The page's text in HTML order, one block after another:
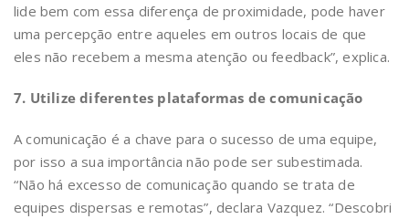
lide bem com essa diferença de proximidade, pode haver
uma percepção entre aqueles em outros locais de que
eles não recebem a mesma atenção ou feedback”, explica.
7. Utilize diferentes plataformas de comunicação
A comunicação é a chave para o sucesso de uma equipe,
por isso a sua importância não pode ser subestimada.
“Não há excesso de comunicação quando se trata de
equipes dispersas e remotas”, declara Vazquez. “Descobri